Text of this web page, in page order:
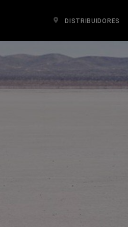
DISTRIBUIDORES